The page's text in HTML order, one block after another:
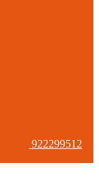
922299512